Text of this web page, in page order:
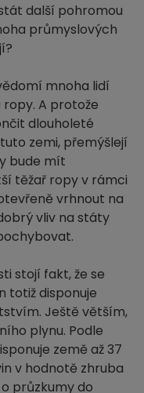
další pohromou
průmyslových
mnoha lidí
A protože
dlouholeté
zemi, přemýšlejí
bude mít
těžař ropy v rámci
vrhnout na
vliv na státy
stojí fakt, že se
totiž disponuje
Ještě větším,
plynu. Podle
země až 37
v hodnotě zhruba
průzkumy do